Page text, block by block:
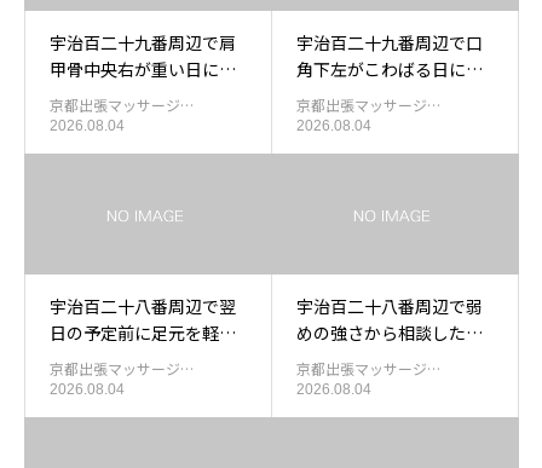
宇治百二十九番周辺で肩
甲骨中央右が重い日に部
屋で受ける出張もみほぐ
し
京都出張マッサージ…
2026.08.04
宇治百二十九番周辺で口
角下左がこわばる日に出
張もみほぐしを使う目安
京都出張マッサージ…
2026.08.04
宇治百二十八番周辺で翌
日の予定前に足元を軽く
したい日の出張もみほぐ
し
京都出張マッサージ…
2026.08.04
宇治百二十八番周辺で弱
めの強さから相談したい
方の出張もみほぐし
京都出張マッサージ…
2026.08.04